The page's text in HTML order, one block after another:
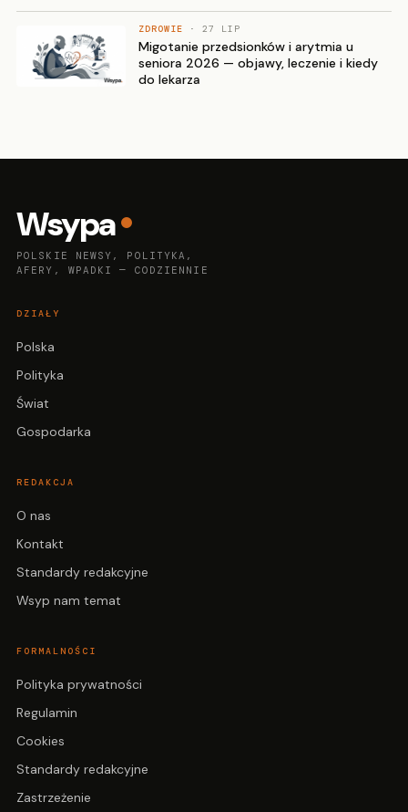
ZDROWIE · 27 LIP
Migotanie przedsionków i arytmia u
seniora 2026 — objawy, leczenie i kiedy
do lekarza
Wsypa
POLSKIE NEWSY, POLITYKA,
AFERY, WPADKI — CODZIENNIE
DZIAŁY
Polska
Polityka
Świat
Gospodarka
REDAKCJA
O nas
Kontakt
Standardy redakcyjne
Wsyp nam temat
FORMALNOŚCI
Polityka prywatności
Regulamin
Cookies
Standardy redakcyjne
Zastrzeżenie